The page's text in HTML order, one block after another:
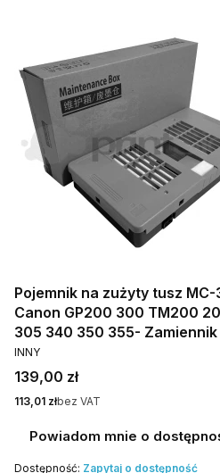
Pojemnik na zużyty tusz MC-
Canon GP200 300 TM200
305 340 350 355- Zamiennik
PRODUCENT
INNY
Cena
139,00 zł
Cena
113,01 złbez VAT
Powiadom mnie o
Dostępność: Zapytaj o dostępność